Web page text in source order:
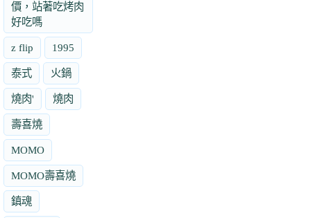
價，站著吃烤肉
好吃嗎
z flip 1995
泰式 火鍋
燒肉' 燒肉
壽喜燒
MOMO
MOMO壽喜燒
鎮魂